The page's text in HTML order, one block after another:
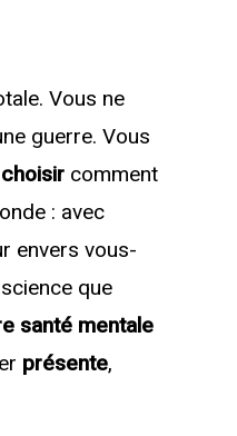
Vous ne
guerre. Vous
choisir comment
: avec
envers vous-
que
santé mentale
présente,